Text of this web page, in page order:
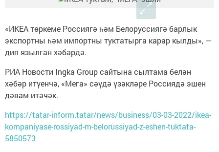
«ИКЕА төркеме Россиягә һәм Белоруссиягә барлык
экспортны һәм импортны туктатырга карар кылды», —
дип язылган хәбәрдә.
РИА Новости Ingka Group сайтына сылтама белән
хәбәр итүенчә, «Мега» сәүдә үзәкләре Россиядә эшен
дәвам итәчәк.
https://tatar-inform.tatar/news/business/03-03-2022/ikea-
kompaniyase-rossiyad-m-belorussiyad-z-eshen-tuktata-
5850573